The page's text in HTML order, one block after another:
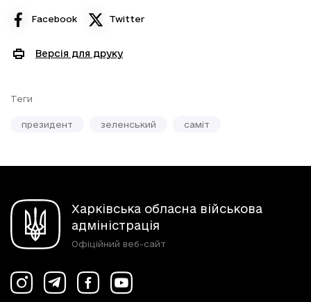
Facebook Twitter
Версія для друку
Теги
президент зеленський саміт
Харківська обласна військова
адміністрація
Офіційний веб-сайт